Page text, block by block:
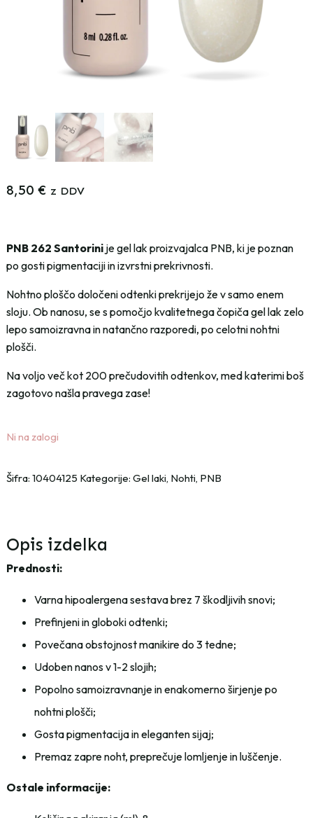
8,50 € z DDV
PNB 262 Santorini je gel lak proizvajalca PNB, ki je poznan
po gosti pigmentaciji in izvrstni prekrivnosti.
Nohtno ploščo določeni odtenki prekrijejo že v samo enem
sloju. Ob nanosu, se s pomočjo kvalitetnega čopiča gel lak zelo
lepo samoizravna in natančno razporedi, po celotni nohtni
plošči.
Na voljo več kot 200 prečudovitih odtenkov, med katerimi boš
zagotovo našla pravega zase!
Ni na zalogi
Šifra: 10404125 Kategorije: Gel laki, Nohti, PNB
Opis izdelka
Prednosti:
Varna hipoalergena sestava brez 7 škodljivih snovi;
Prefinjeni in globoki odtenki;
Povečana obstojnost manikire do 3 tedne;
Udoben nanos v 1-2 slojih;
Popolno samoizravnanje in enakomerno širjenje po
nohtni plošči;
Gosta pigmentacija in eleganten sijaj;
Premaz zapre noht, preprečuje lomljenje in luščenje.
Ostale informacije: